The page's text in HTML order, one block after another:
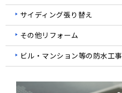
サイディング張り替え
その他リフォーム
ビル・マンション等の防水工事